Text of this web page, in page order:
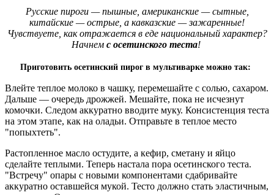
Русские пироги — пышные, американские — сытные,
китайские — острые, а кавказские — зажаренные!
Чувствуете, как отражается в еде национальный характер?
Начнемс осетинского теста!
Приготовить осетинский пирог в мультиварке можно так:
Влейте теплое молоко в чашку, перемешайте с солью, сахаром.
Дальше — очередь дрожжей. Мешайте, пока не исчезнут
комочки. Следом аккуратно вводите муку. Консистенция теста
на этом этапе, как на оладьи. Отправьте в теплое место
"попыхтеть".
Растопленное масло остудите, а кефир, сметану и яйцо
сделайте теплыми. Теперь настала пора осетинского теста.
"Встречу" опары с новыми компонентами сдабривайте
аккуратно оставшейся мукой. Тесто должно стать эластичным,